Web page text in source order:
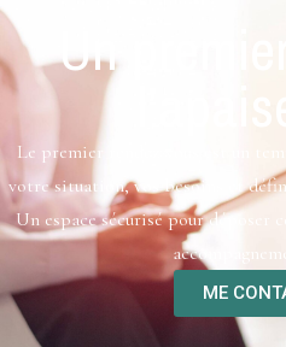
Un
Le premier rendez-vous est un
votre situation, vos besoins et
Un espace sécurisé pour déposer
ME